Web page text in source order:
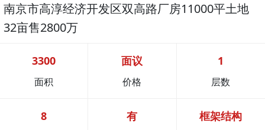
南京市高淳经济开发区双高路厂房11000平土地
32亩售2800万
3300
面积
面议
价格
1
层数
8 有 框架结构